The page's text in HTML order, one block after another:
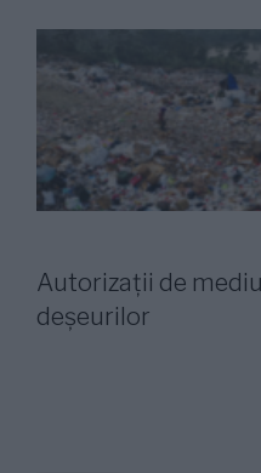
Autorizaţii de
deșeurilor